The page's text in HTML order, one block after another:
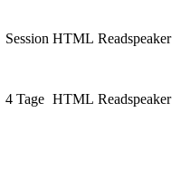
Session HTML Readspeaker
4 Tage HTML Readspeaker